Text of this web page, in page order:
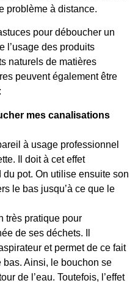
problème à distance.
pour déboucher un
l’usage des produits
naturels de matières
peuvent également être
mes canalisations
à usage professionnel
Il doit à cet effet
pot. On utilise ensuite son
le bas jusqu’à ce que le
très pratique pour
de ses déchets. Il
et permet de ce fait
bas. Ainsi, le bouchon se
de l’eau. Toutefois, l’effet